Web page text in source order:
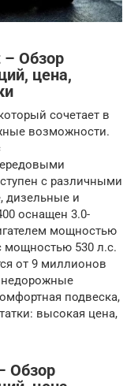
– Обзор
цена,
сочетает в
возможности.
с различными
дизельные и
оснащен 3.0-
мощностью
мощностью 530 л.с.
от 9 миллионов
подвеска,
высокая цена,
Обзор